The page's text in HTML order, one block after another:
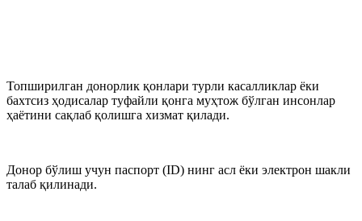
Топширилган донорлик қонлари турли касалликлар ёки
бахтсиз ҳодисалар туфайли қонга муҳтож бўлган инсонлар
ҳаётини сақлаб қолишга хизмат қилади.
Донор бўлиш учун паспорт (ID) нинг асл ёки электрон шакли
талаб қилинади.